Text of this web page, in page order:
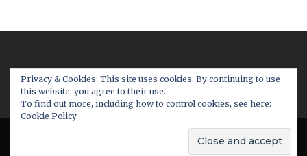
© 2017 - www.futureater.com. All Rights
by:
Privacy & Cookies: This site uses cookies. By continuing to use
this website, you agree to their use.
To find out more, including how to control cookies, see here:
Cookie Policy